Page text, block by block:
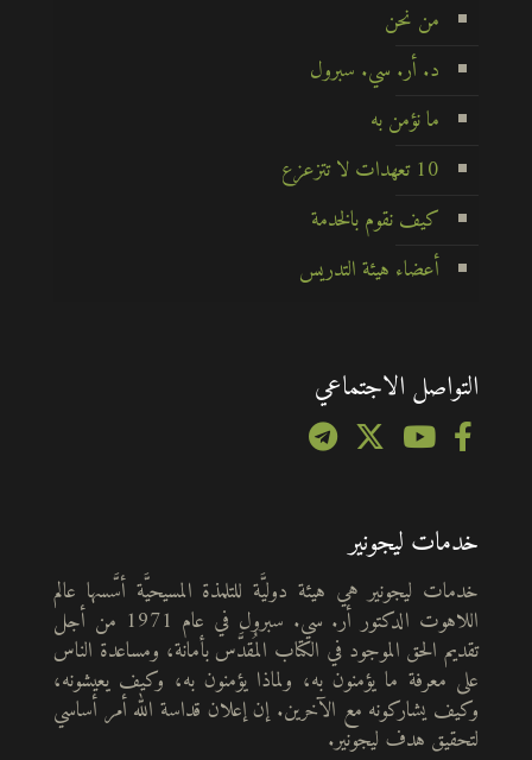
من نحن
د. أر. سي. سبرول
ما نؤمن به
10 تعهدات لا تتزعزع
كيف نقوم بالخدمة
أعضاء هيئة التدريس
التواصل الاجتماعي
خدمات ليجونير
خدمات ليجونير هي هيئة دوليَّة للتلمذة المسيحيَّة أسَّسها عالم
اللاهوت الدكتور أر. سي. سبرول في عام 1971 من أجل
تقديم الحق الموجود في الكتاب المُقدَّس بأمانة، ومساعدة الناس
على معرفة ما يؤمنون به، ولماذا يؤمنون به، وكيف يعيشونه،
وكيف يشاركونه مع الآخرين. إن إعلان قداسة الله أمر أساسي
لتحقيق هدف ليجونير.